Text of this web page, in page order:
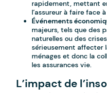
rapidement, mettant
l’assureur à faire face
Événements
majeurs, tels que des
naturelles ou des
sérieusement affecter
ménages et donc la
les assurances vie.
L’impact de